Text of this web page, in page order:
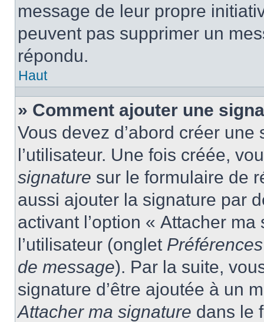
message de leur propre
peuvent pas supprimer un
répondu.
Haut
» Comment ajouter une
Vous devez d’abord créer
l’utilisateur. Une fois créée,
signature sur le formulaire de
aussi ajouter la signature par
activant l’option « Attacher
l’utilisateur (onglet
de message). Par la suite,
signature d’être ajoutée à un
Attacher ma signature dans le